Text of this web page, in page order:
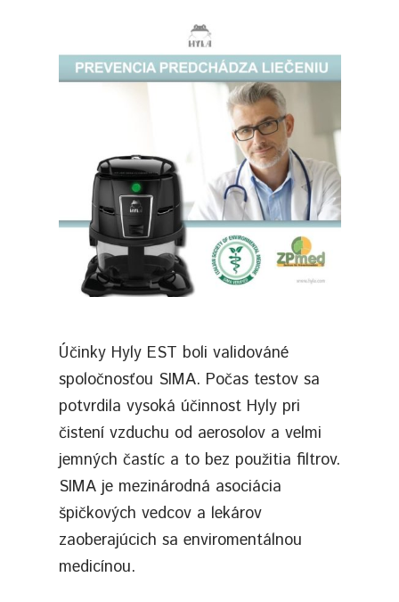
Účinky Hyly EST boli validováné
spoločnosťou SIMA. Počas testov sa
potvrdila vysoká účinnost Hyly pri
čistení vzduchu od aerosolov a velmi
jemných častíc a to bez použitia filtrov.
SIMA je mezinárodná asociácia
špičkových vedcov a lekárov
zaoberajúcich sa enviromentálnou
medicínou.